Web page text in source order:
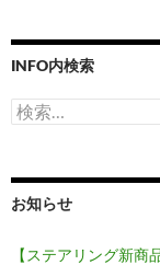
INFO内検索
検
索:
お知らせ
【ステアリング新商品